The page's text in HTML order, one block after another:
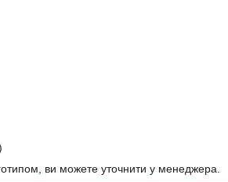
ви можете уточнити у менеджера.